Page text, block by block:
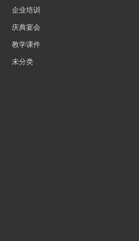
企业培训
庆典宴会
教学课件
未分类